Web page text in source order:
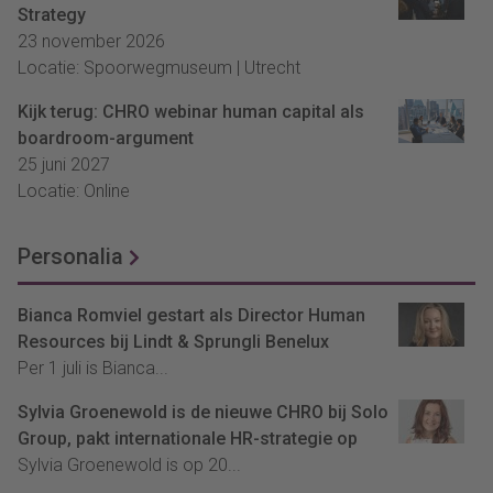
Strategy
23 november 2026
Locatie: Spoorwegmuseum | Utrecht
Kijk terug: CHRO webinar human capital als
boardroom-argument
25 juni 2027
Locatie: Online
Personalia
Bianca Romviel gestart als Director Human
Resources bij Lindt & Sprungli Benelux
Per 1 juli is Bianca...
Sylvia Groenewold is de nieuwe CHRO bij Solo
Group, pakt internationale HR-strategie op
Sylvia Groenewold is op 20...